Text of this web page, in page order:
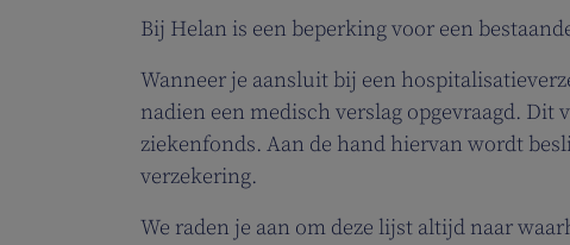
Bij Helan is een beperking voor een
Wanneer je aansluit bij een
nadien een medisch verslag opgevraagd.
ziekenfonds. Aan de hand hiervan wordt
verzekering.
We raden je aan om deze lijst altijd naar